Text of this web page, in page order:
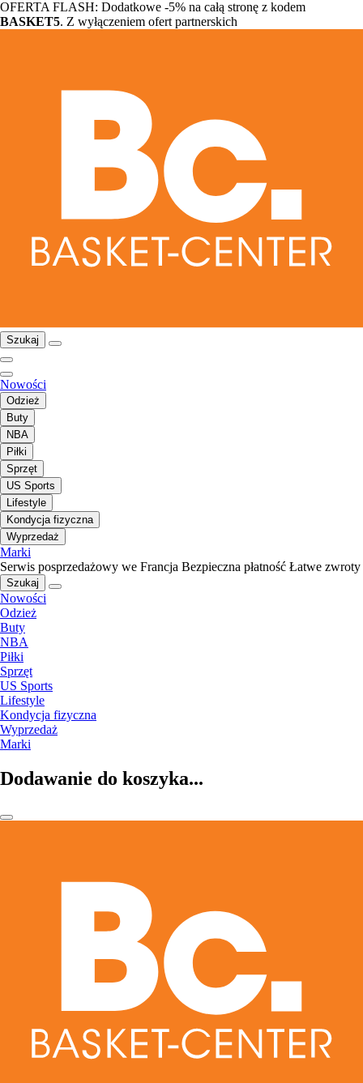
OFERTA FLASH: Dodatkowe -5% na całą stronę z kodem
BASKET5. Z wyłączeniem ofert partnerskich
Szukaj
Nowości
Odzież
Buty
NBA
Piłki
Sprzęt
US Sports
Lifestyle
Kondycja fizyczna
Wyprzedaż
Marki
Serwis posprzedażowy we Francja Bezpieczna płatność Łatwe zwroty
Szukaj
Nowości
Odzież
Buty
NBA
Piłki
Sprzęt
US Sports
Lifestyle
Kondycja fizyczna
Wyprzedaż
Marki
Dodawanie do koszyka...